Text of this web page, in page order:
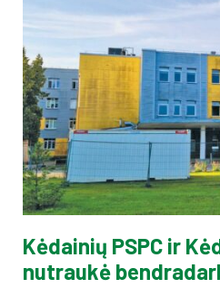
Kėdainių PSPC ir
nutraukė